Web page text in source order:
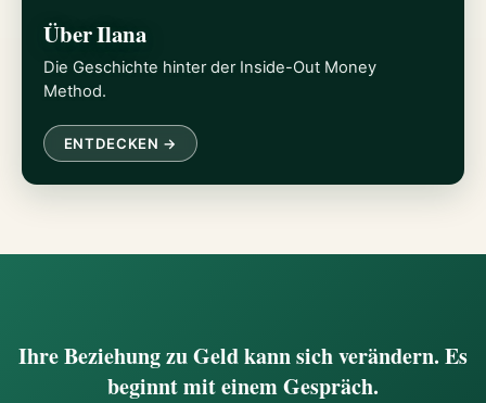
Über Ilana
Die Geschichte hinter der Inside-Out Money
Method.
ENTDECKEN →
Ihre Beziehung zu Geld kann sich verändern. Es
beginnt mit einem Gespräch.